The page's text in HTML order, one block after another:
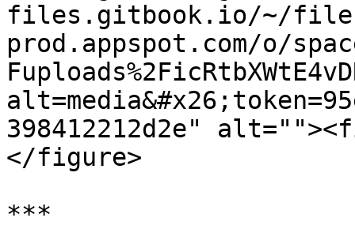
files.gitbook.io/~/
prod.appspot.com/o/
398412212d2e"
</figure>
***